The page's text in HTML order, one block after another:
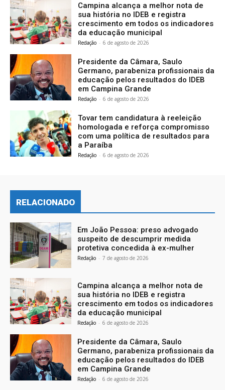
Campina alcança a melhor nota de
sua história no IDEB e registra
crescimento em todos os indicadores
da educação municipal
Redação - 6 de agosto de 2026
Presidente da Câmara, Saulo
Germano, parabeniza profissionais da
educação pelos resultados do IDEB
em Campina Grande
Redação - 6 de agosto de 2026
Tovar tem candidatura à reeleição
homologada e reforça compromisso
com uma política de resultados para
a Paraíba
Redação - 6 de agosto de 2026
RELACIONADO
Em João Pessoa: preso advogado
suspeito de descumprir medida
protetiva concedida à ex-mulher
Redação - 7 de agosto de 2026
Campina alcança a melhor nota de
sua história no IDEB e registra
crescimento em todos os indicadores
da educação municipal
Redação - 6 de agosto de 2026
Presidente da Câmara, Saulo
Germano, parabeniza profissionais da
educação pelos resultados do IDEB
em Campina Grande
Redação - 6 de agosto de 2026